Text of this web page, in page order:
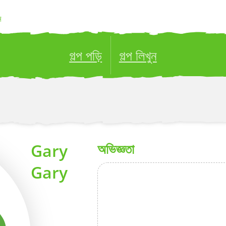
গল্প পড়ি গল্প লিখুন
Gary
Gary
অভিজ্ঞতা